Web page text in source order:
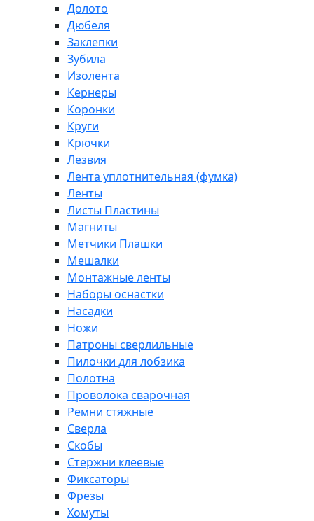
Долото
Дюбеля
Заклепки
Зубила
Изолента
Кернеры
Коронки
Круги
Крючки
Лезвия
Лента уплотнительная (фумка)
Ленты
Листы Пластины
Магниты
Метчики Плашки
Мешалки
Монтажные ленты
Наборы оснастки
Насадки
Ножи
Патроны сверлильные
Пилочки для лобзика
Полотна
Проволока сварочная
Ремни стяжные
Сверла
Скобы
Стержни клеевые
Фиксаторы
Фрезы
Хомуты